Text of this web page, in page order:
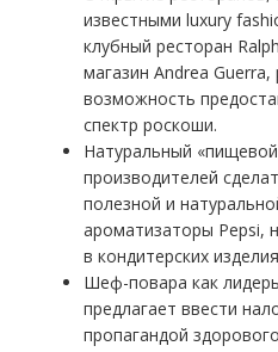
известными luxury
клубный ресторан
магазин Andrea
возможность
спектр роскоши.
Натуральный
производителей
полезной и
ароматизаторы Pepsi,
в кондитерских
Шеф-повара как
предлагает ввести
пропагандой